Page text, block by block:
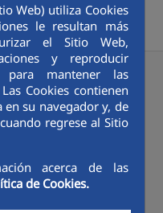
Web) utiliza Cookies
le resultan más
el Sitio Web,
y reproducir
mantener las
Cookies contienen
su navegador y, de
regrese al Sitio
acerca de las
de Cookies.
FCC Servicios Medio Ambiente Holding emite un bono de 600 millones de euros para financiación de proyectos medioambientales
emite un
de
de